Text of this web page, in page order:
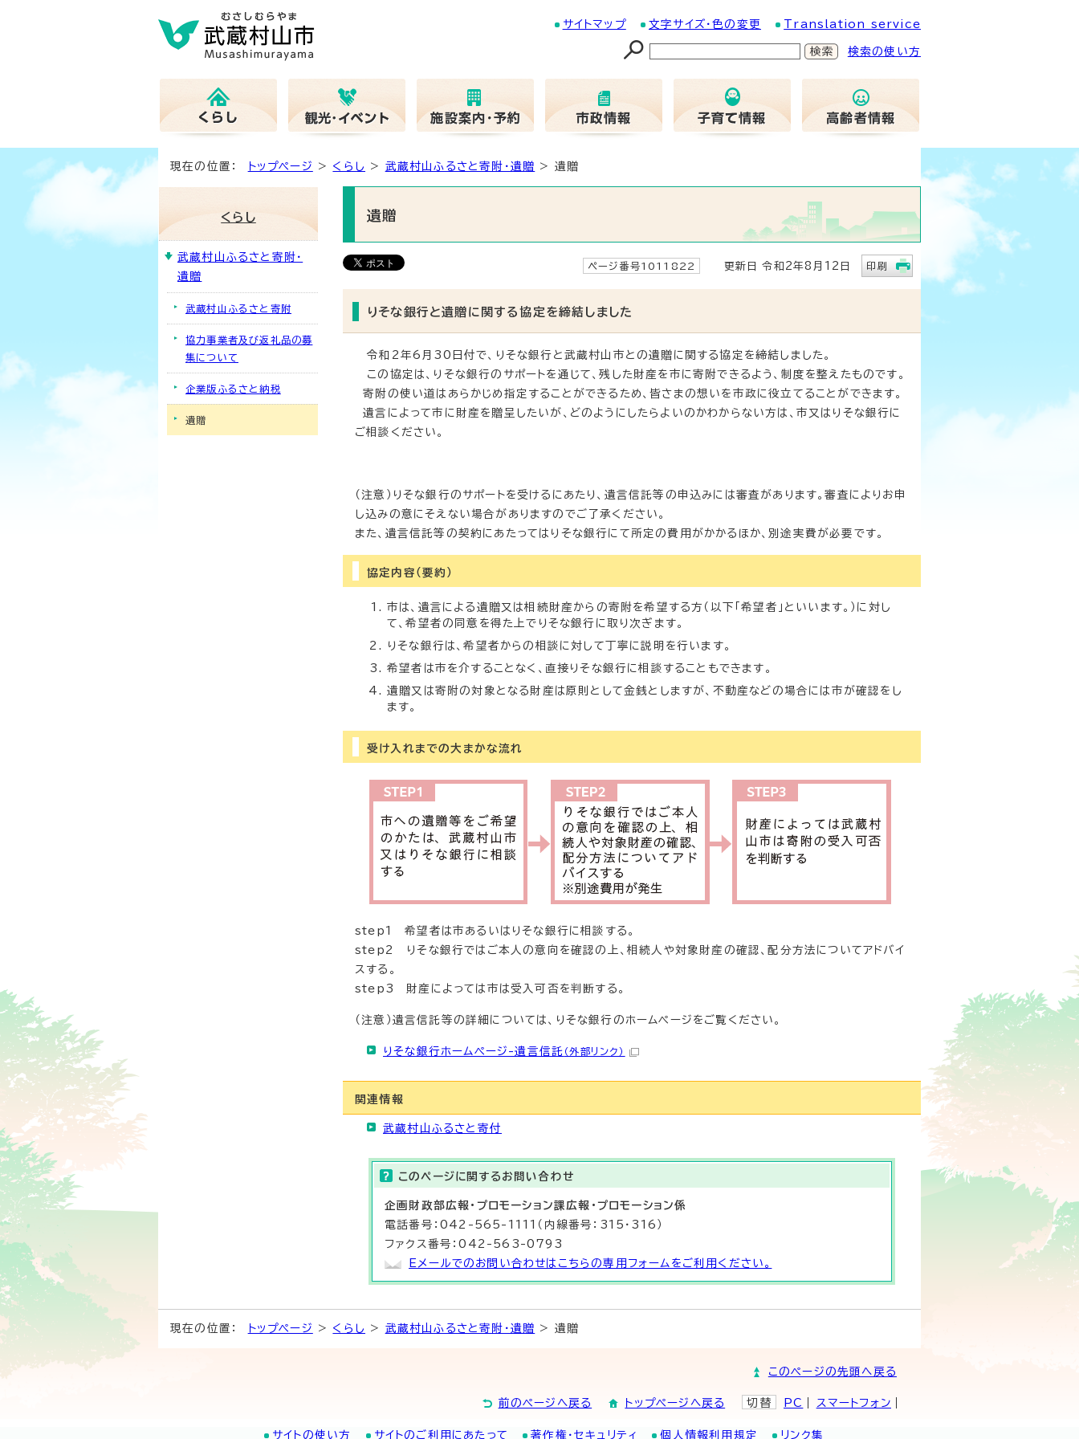
サイトマップ 文字サイズ・色の変更 Translation service
検索の使い方
現在の位置： トップページ > くらし > 武蔵村山ふるさと寄附・遺贈 > 遺贈
遺贈
ページ番号1011822 更新日 令和2年8月12日 印刷
りそな銀行と遺贈に関する協定を締結しました
令和2年6月30日付で、りそな銀行と武蔵村山市との遺贈に関する協定を締結しました。
この協定は、りそな銀行のサポートを通じて、残した財産を市に寄附できるよう、制度を整えたものです。
寄附の使い道はあらかじめ指定することができるため、皆さまの想いを市政に役立てることができます。
遺言によって市に財産を贈呈したいが、どのようにしたらよいのかわからない方は、市又はりそな銀行に
ご相談ください。
（注意）りそな銀行のサポートを受けるにあたり、遺言信託等の申込みには審査があります。審査によりお申
し込みの意にそえない場合がありますのでご了承ください。
また、遺言信託等の契約にあたってはりそな銀行にて所定の費用がかかるほか、別途実費が必要です。
協定内容（要約）
市は、遺言による遺贈又は相続財産からの寄附を希望する方（以下「希望者」といいます。）に対し
て、希望者の同意を得た上でりそな銀行に取り次ぎます。
りそな銀行は、希望者からの相談に対して丁寧に説明を行います。
希望者は市を介することなく、直接りそな銀行に相談することもできます。
遺贈又は寄附の対象となる財産は原則として金銭としますが、不動産などの場合には市が確認をし
ます。
受け入れまでの大まかな流れ
step1 希望者は市あるいはりそな銀行に相談する。
step2 りそな銀行ではご本人の意向を確認の上、相続人や対象財産の確認、配分方法についてアドバイ
スする。
step3 財産によっては市は受入可否を判断する。
（注意）遺言信託等の詳細については、りそな銀行のホームページをご覧ください。
りそな銀行ホームページ-遺言信託 （外部リンク）
関連情報
武蔵村山ふるさと寄付
このページに関する お問い合わせ
企画財政部広報・プロモーション課 広報・プロモーション係
電話番号：042-565-1111（内線番号：315・316）
ファクス番号：042-563-0793
Eメールでのお問い合わせはこちらの専用フォームをご利用ください。
くらし
武蔵村山ふるさと寄附・
遺贈
武蔵村山ふるさと寄附
協力事業者及び返礼品の募
集について
企業版ふるさと納税
遺贈
現在の位置： トップページ > くらし > 武蔵村山ふるさと寄附・遺贈 > 遺贈
このページの先頭へ戻る
前のページへ戻る トップページへ戻る 切替 PC スマートフォン
サイトの使い方 サイトのご利用にあたって 著作権・セキュリティ 個人情報利用規定 リンク集